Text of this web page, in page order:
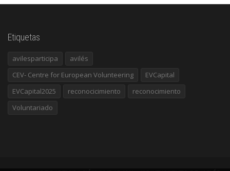
Etiquetas
avilesparticipa
avilés
CEV- Centre for European Volunteering
EVCapital
EVCapital2025
reconocicimiento
reconocimiento
Voluntariado